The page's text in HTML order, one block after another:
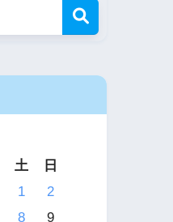
土
日
1
2
8
9